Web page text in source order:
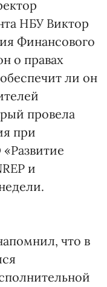
НБУ Виктор
Финансового
о правах
ли он
провела
при
и
что в